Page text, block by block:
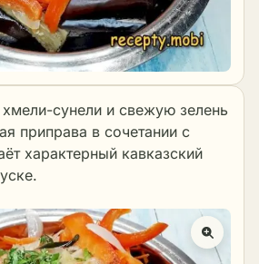
сунели и свежую зелень
приправа в сочетании с
характерный кавказский